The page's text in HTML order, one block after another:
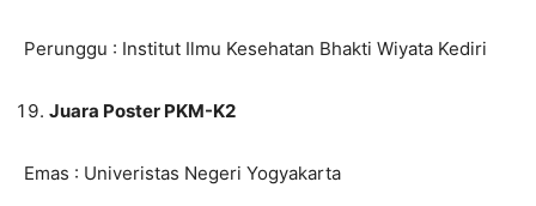
Perunggu : Institut Ilmu Kesehatan Bhakti Wiyata Kediri
Juara Poster PKM-K2
Emas : Univeristas Negeri Yogyakarta